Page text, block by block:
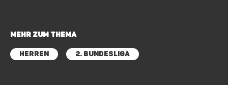
Mehr zum Thema
Herren 2. Bundesliga